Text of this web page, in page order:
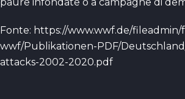
Fonte: https://www.wwf.de/fileadmin/
wwf/Publikationen-PDF/
attacks-2002-2020.pdf